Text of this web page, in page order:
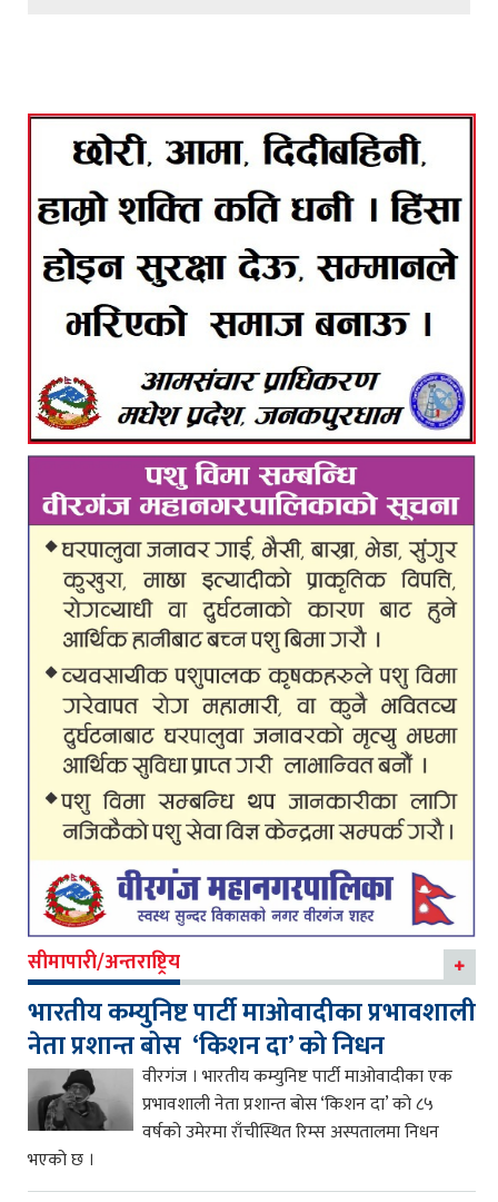
सीमापारी/अन्तराष्ट्रिय
भारतीय कम्युनिष्ट पार्टी माओवादीका प्रभावशाली
नेता प्रशान्त बोस ‘किशन दा’ को निधन
वीरगंज । भारतीय कम्युनिष्ट पार्टी माओवादीका एक
प्रभावशाली नेता प्रशान्त बोस ‘किशन दा’ को ८५
वर्षको उमेरमा राँचीस्थित रिम्स अस्पतालमा निधन
भएको छ ।